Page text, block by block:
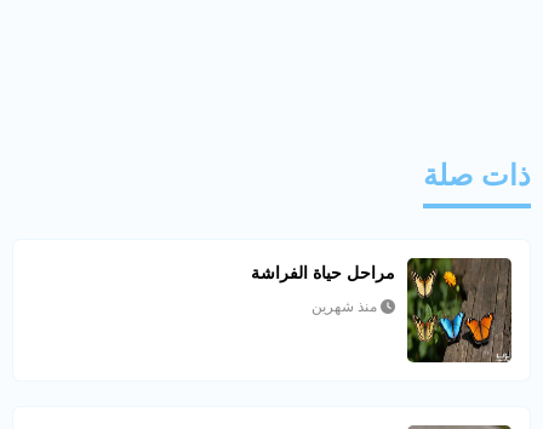
ذات صلة
مراحل حياة الفراشة
منذ شهرين